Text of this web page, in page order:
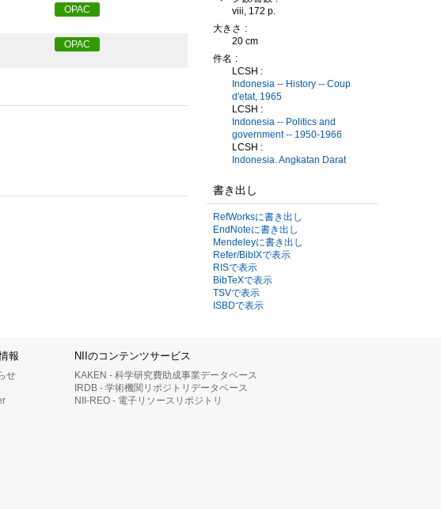
OPAC
OPAC
viii, 172 p.
大きさ
20 cm
件名
LCSH :
Indonesia -- History -- Coup
d'etat, 1965
LCSH :
Indonesia -- Politics and
government -- 1950-1966
LCSH :
Indonesia. Angkatan Darat
書き出し
RefWorksに書き出し
EndNoteに書き出し
Mendeleyに書き出し
Refer/BibIXで表示
RISで表示
BibTeXで表示
TSVで表示
ISBDで表示
報
せ
NIIのコンテンツサービス
KAKEN - 科学研究費助成事業データベース
IRDB - 学術機関リポジトリデータベース
NII-REO - 電子リソースリポジトリ